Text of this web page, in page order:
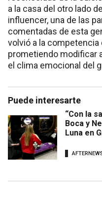
a la casa del otro lado
influencer, una de las
comentadas de esta
volvió a la
prometiendo modificar
el clima emocional del
Puede interesarte
“Con la
Boca y
Luna en